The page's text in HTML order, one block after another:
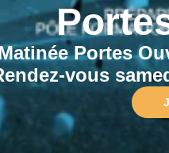
Portes
vous
projet ?